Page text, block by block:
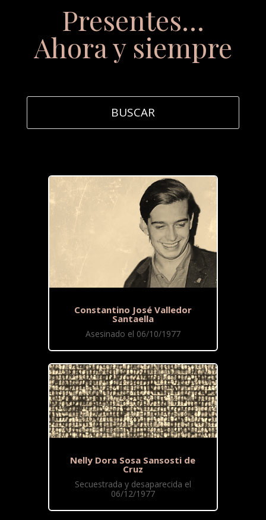
Presentes…
Ahora y siempre
Constantino José Valledor
Santaella
Asesinado el 06/10/1977
Nelly Dora Sosa Sansosti de
Cruz
Secuestrada y desaparecida el
06/12/1977